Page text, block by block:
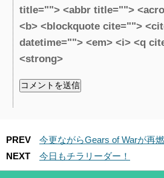
title=""> <abbr title="">
<b> <blockquote cite="">
datetime=""> <em> <i> <q
<strong>
PREV
今更ながらGears of Warが再燃
NEXT
今日もチラリーダー！